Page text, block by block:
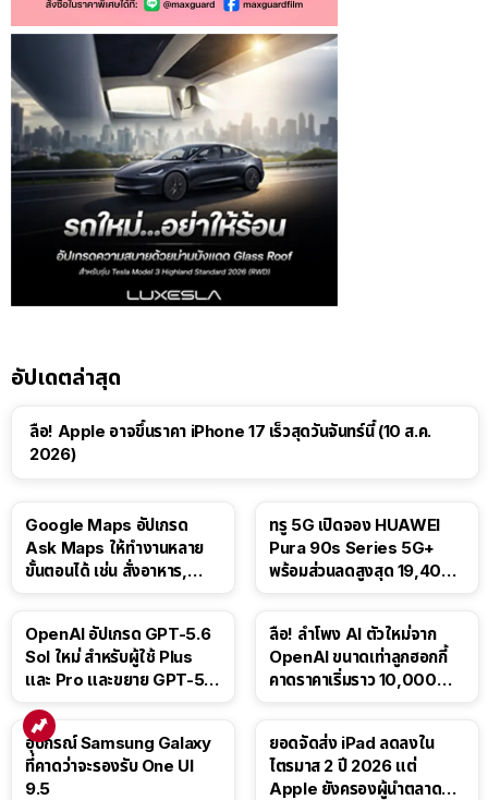
อัปเดตล่าสุด
ลือ! Apple อาจขึ้นราคา iPhone 17 เร็วสุดวันจันทร์นี้ (10 ส.ค.
2026)
Google Maps อัปเกรด
Ask Maps ให้ทำงานหลาย
ขั้นตอนได้ เช่น สั่งอาหาร,
ทรู 5G เปิดจอง HUAWEI
Pura 90s Series 5G+
พร้อมส่วนลดสูงสุด 19,400
OpenAI อัปเกรด GPT-5.6
Sol ใหม่ สำหรับผู้ใช้ Plus
และ Pro และขยาย GPT-5.6
ลือ! ลำโพง AI ตัวใหม่จาก
OpenAI ขนาดเท่าลูกฮอกกี้
คาดราคาเริ่มราว 10,000
อุปกรณ์ Samsung Galaxy
ที่คาดว่าจะรองรับ One UI
9.5
ยอดจัดส่ง iPad ลดลงใน
ไตรมาส 2 ปี 2026 แต่
Apple ยังครองผู้นำตลาด